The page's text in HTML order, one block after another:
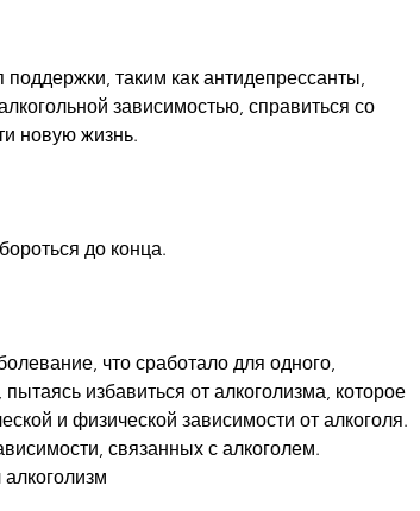
таким как антидепрессанты,
зависимостью, справиться со
новую жизнь.
до конца.
что сработало для одного,
избавиться от алкоголизма, которое
и физической зависимости от алкоголя.
связанных с алкоголем.